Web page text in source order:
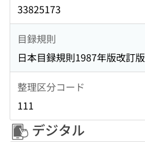
33825173
目録規則
日本目録規則1987年版改訂版
整理区分コード
111
デジタル